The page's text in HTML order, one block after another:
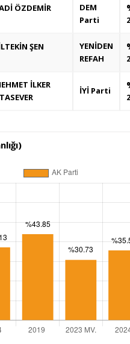
ÖZDEMİR
DEM
Parti
ŞEN
YENİDEN
REFAH
İLKER
İYİ Parti